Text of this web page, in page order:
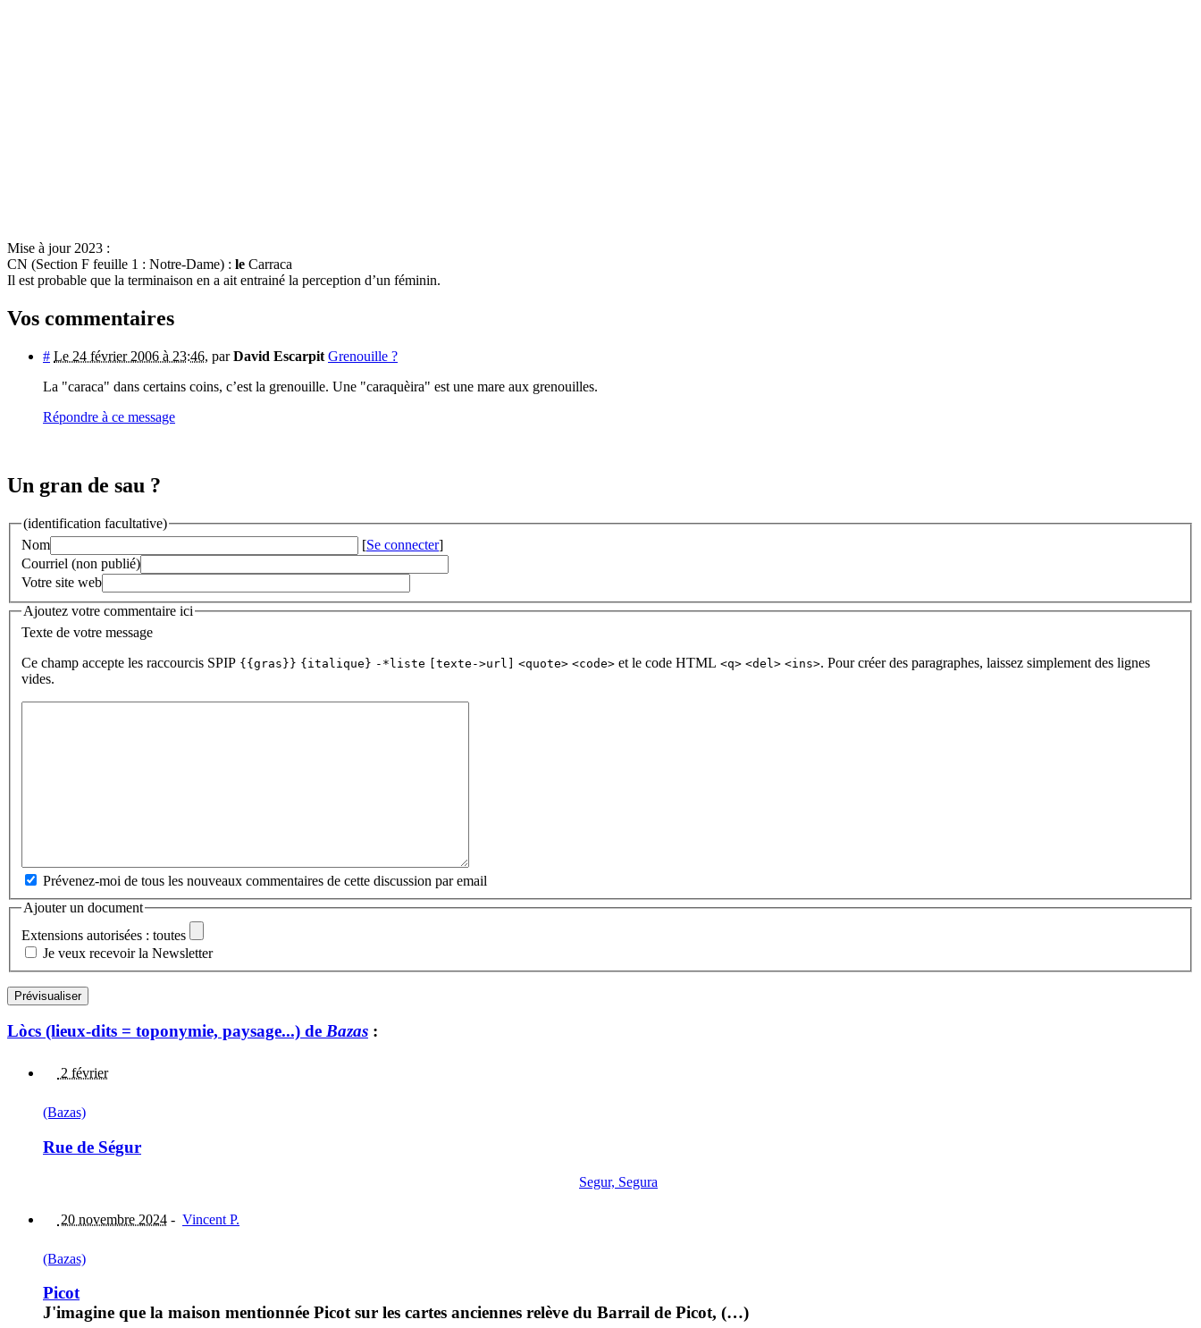
Mise à jour 2023 :
CN (Section F feuille 1 : Notre-Dame) : le Carraca
Il est probable que la terminaison en a ait entrainé la perception d’un féminin.
Vos commentaires
# Le 24 février 2006 à 23:46, parDavid Escarpit Grenouille ?
La "caraca" dans certains coins, c’est la grenouille. Une "caraquèira" est une mare aux grenouilles.
Répondre à ce message
Un gran de sau ?
(identification facultative)
Nom
[Se connecter]
Courriel (non publié)
Votre site web
Ajoutez votre commentaire ici
Texte de votre message
Ce champ accepte les raccourcis SPIP {{gras}} {italique} -*liste [texte->url] <quote> <code> et le code HTML <q> <del> <ins>. Pour créer des paragraphes, laissez simplement des lignes
vides.
Prévenez-moi de tous les nouveaux commentaires de cette discussion par email
Ajouter un document
Extensions autorisées : toutes
Je veux recevoir la Newsletter
Lòcs (lieux-dits = toponymie, paysage...) de Bazas :
2 février
(Bazas)
Rue de Ségur
Segur, Segura
20 novembre 2024 - Vincent P.
(Bazas)
Picot
J'imagine que la maison mentionnée Picot sur les cartes anciennes relève du Barrail de Picot, (…)